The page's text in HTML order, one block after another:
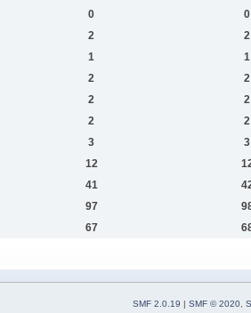
0 0
2 2
1 1
2 2
2 2
2 2
3 3
12
41
97
67
SMF 2.0.19 | SMF © 2020,